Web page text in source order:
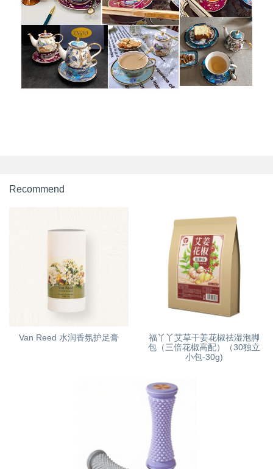
Recommend
Van Reed 水润香氛护足膏
福丫丫艾草干姜花椒祛湿泡脚
包（三倍花椒高配）（30独立
小包-30g)